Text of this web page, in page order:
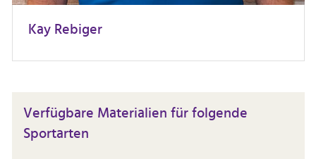
Kay Rebiger
Verfügbare Materialien für folgende
Sportarten